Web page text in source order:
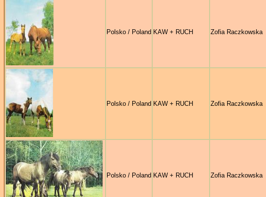
Polsko / Poland KAW + RUCH Zofia Raczkowska
Polsko / Poland KAW + RUCH Zofia Raczkowska
Polsko / Poland KAW + RUCH Zofia Raczkowska